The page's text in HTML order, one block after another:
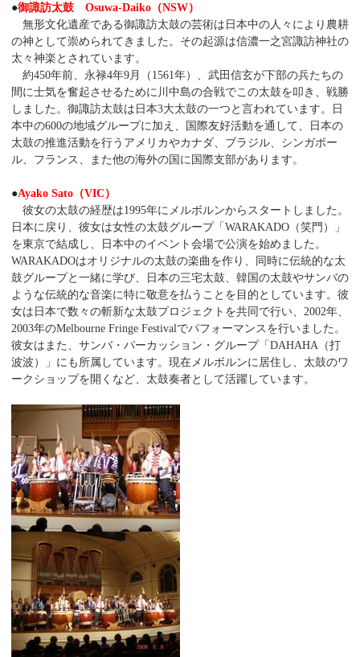
●御諏訪太鼓 Osuwa-Daiko（NSW）
無形文化遺産である御諏訪太鼓の芸術は日本中の人々により農耕
の神として崇められてきました。その起源は信濃一之宮諏訪神社の
太々神楽とされています。
約450年前、永禄4年9月（1561年）、武田信玄が下部の兵たちの
間に士気を奮起させるために川中島の合戦でこの太鼓を叩き、戦勝
しました。御諏訪太鼓は日本3大太鼓の一つと言われています。日
本中の600の地域グループに加え、国際友好活動を通して、日本の
太鼓の推進活動を行うアメリカやカナダ、ブラジル、シンガポー
ル、フランス、また他の海外の国に国際支部があります。
●Ayako Sato（VIC）
彼女の太鼓の経歴は1995年にメルボルンからスタートしました。
日本に戻り、彼女は女性の太鼓グループ「WARAKADO（笑門）」
を東京で結成し、日本中のイベント会場で公演を始めました。
WARAKADOはオリジナルの太鼓の楽曲を作り、同時に伝統的な太
鼓グループと一緒に学び、日本の三宅太鼓、韓国の太鼓やサンバの
ような伝統的な音楽に特に敬意を払うことを目的としています。彼
女は日本で数々の斬新な太鼓プロジェクトを共同で行い、2002年、
2003年のMelbourne Fringe Festivalでパフォーマンスを行いました。
彼女はまた、サンバ・パーカッション・グループ「DAHAHA（打
波波）」にも所属しています。現在メルボルンに居住し、太鼓のワ
ークショップを開くなど、太鼓奏者として活躍しています。